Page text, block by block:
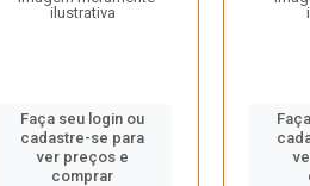
ilustrativa
Faça seu login ou
cadastre-se para
ver preços e
comprar